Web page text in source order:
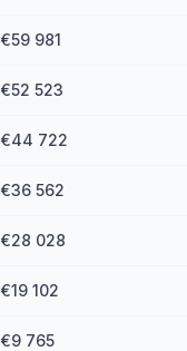
€59 981
€52 523
€44 722
€36 562
€28 028
€19 102
€9 765